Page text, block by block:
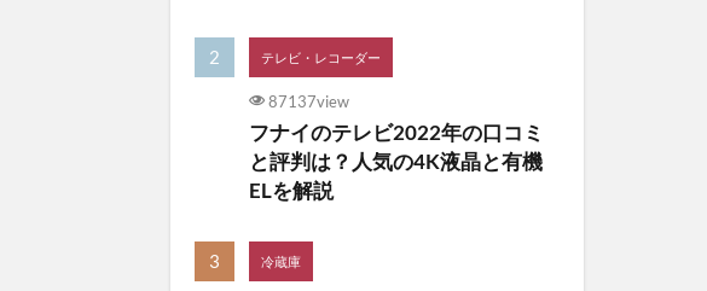
テレビ・レコーダー
87137view
フナイのテレビ2022年の口コミ
と評判は？人気の4K液晶と有機
ELを解説
冷蔵庫